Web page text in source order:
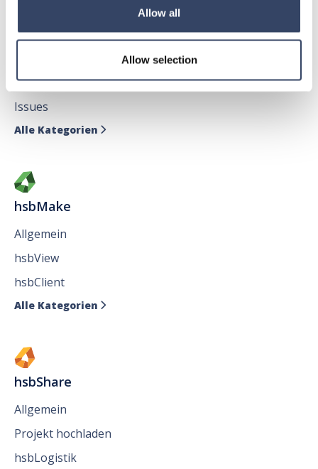
Allow all
Allow selection
hsbDesign für AutoCAD®
hsbAbbund fürr AutoCAD®
Issues
Alle Kategorien 
hsbMake
Allgemein
hsbView
hsbClient
Alle Kategorien 
hsbShare
Allgemein
Projekt hochladen
hsbLogistik